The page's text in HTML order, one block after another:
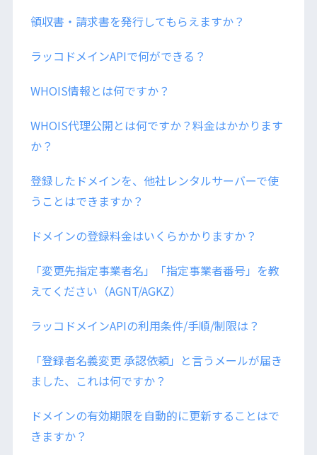
領収書・請求書を発行してもらえますか？
ラッコドメインAPIで何ができる？
WHOIS情報とは何ですか？
WHOIS代理公開とは何ですか？料金はかかります
か？
登録したドメインを、他社レンタルサーバーで使
うことはできますか？
ドメインの登録料金はいくらかかりますか？
「変更先指定事業者名」「指定事業者番号」を教
えてください（AGNT/AGKZ）
ラッコドメインAPIの利用条件/手順/制限は？
「登録者名義変更 承認依頼」と言うメールが届き
ました、これは何ですか？
ドメインの有効期限を自動的に更新することはで
きますか？